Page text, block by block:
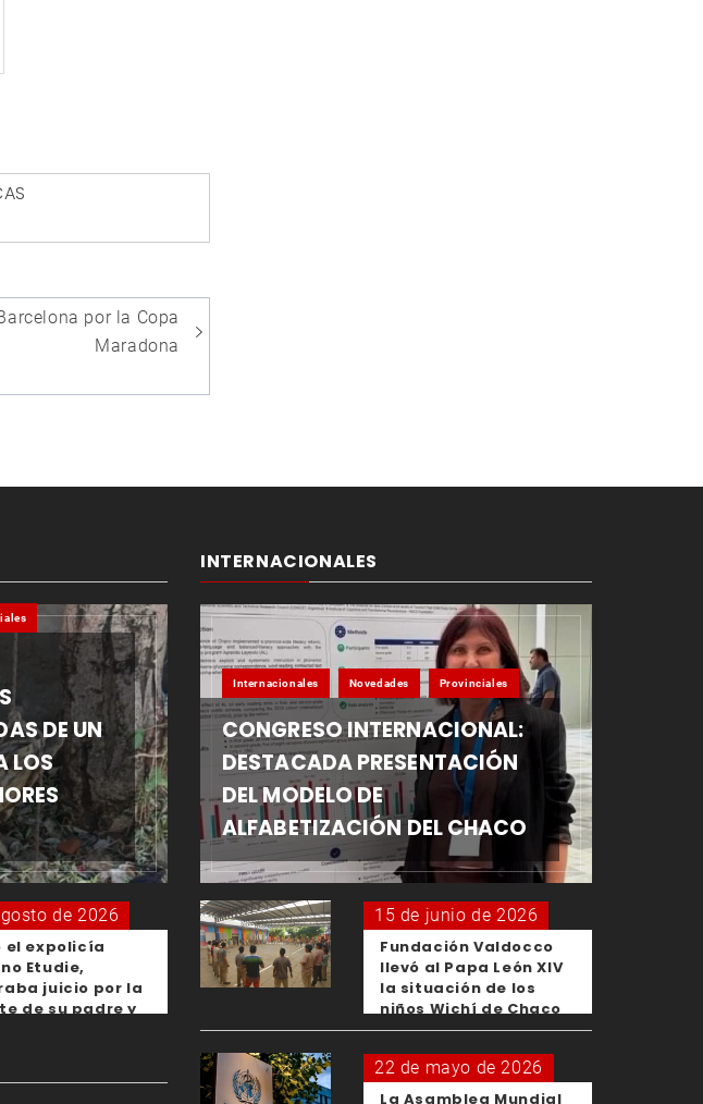
por la Copa
Maradona
DE UN
LOS
de 2026
el expolicía
Etudie,
juicio por la
de su padre y
INTERNACIONALES
Internacionales Novedades Provinciales
CONGRESO INTERNACIONAL:
DESTACADA PRESENTACIÓN
DEL MODELO DE
ALFABETIZACIÓN DEL CHACO
15 de junio de 2026
Fundación Valdocco
llevó al Papa León XIV
la situación de los
niños Wichí de Chaco
22 de mayo de 2026
La Asamblea Mundial